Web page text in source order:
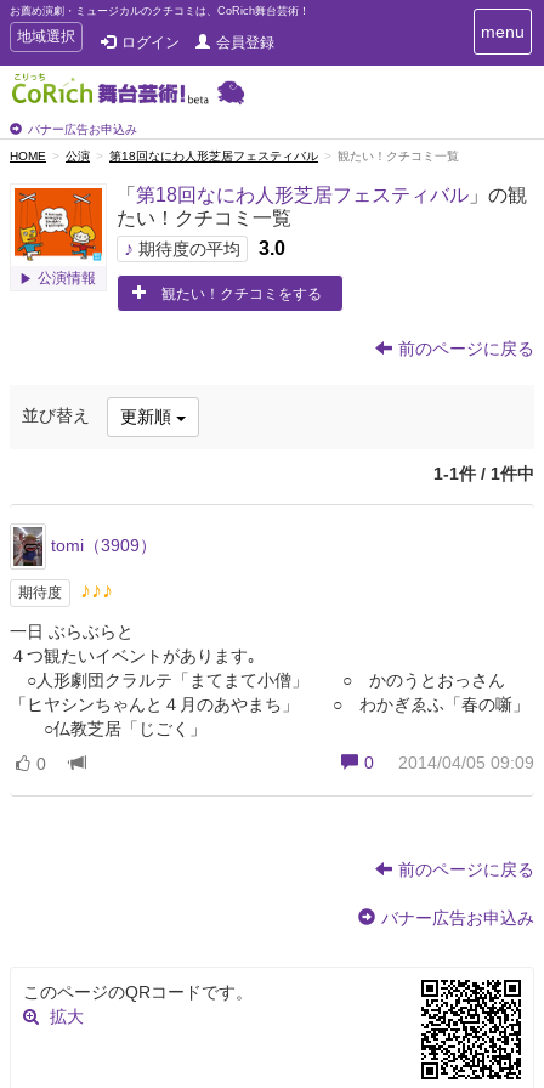
お薦め演劇・ミュージカルのクチコミは、CoRich舞台芸術！
T
o
g
g
e
n
v
g
a
地域選択 ログイン 会員登録
バナー広告お申込み
T
o
a
i
menu
HOME 公演 第18回なにわ人形芝居フェスティバル 観たい！クチコミ一覧
公演情報
「 第18回なにわ人形芝居フェスティバル」の観
たい！クチコミ一覧
♪ 期待度の平均 3.0
観たい！クチコミをする
前のページに戻る
並び替え 更新順
1-1件 / 1件中
tomi（3909）
期待度 ♪♪♪
一日 ぶらぶらと
４つ観たいイベントがあります｡
○人形劇団クラルテ「まてまて小僧」 ○ かのうとおっさん
「ヒヤシンちゃんと４月のあやまち」 ○ わかぎゑふ「春の噺」
○仏教芝居「じごく」
0
2014/04/05 09:09
0
前のページに戻る
バナー広告お申込み
このページのQRコードです。
拡大